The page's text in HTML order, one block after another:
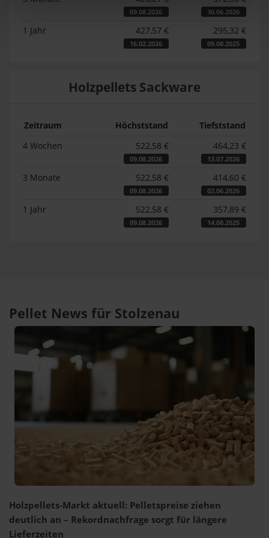
09.08.2026 30.06.2026
1 Jahr 427,57 €
16.02.2026
295,32 €
09.08.2025
Holzpellets Sackware
Zeitraum Höchststand
Tiefststand
4 Wochen
522,58 €
09.08.2026
464,23 €
13.07.2026
3 Monate 522,58 €
09.08.2026
414,60 €
02.06.2026
1 Jahr 522,58 €
09.08.2026
357,89 €
14.08.2025
Pellet News für Stolzenau
Holzpellets-Markt aktuell: Pelletspreise ziehen
deutlich an – Rekordnachfrage sorgt für längere
Lieferzeiten